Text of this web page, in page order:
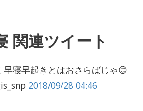
関連ツイート
早寝早起きとはおさらばじゃ😊
2018/09/28 04:46